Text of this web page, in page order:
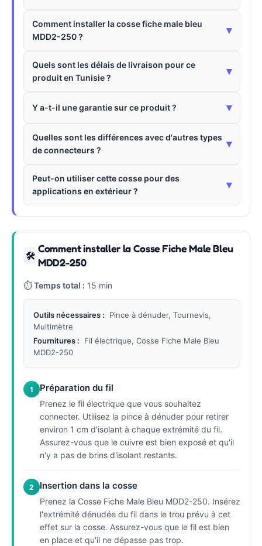
Comment installer la cosse fiche male bleu
MDD2-250 ?
▾
Quels sont les délais de livraison pour ce
produit en Tunisie ?
▾
Y a-t-il une garantie sur ce produit ? ▾
Quelles sont les différences avec d'autres types
de connecteurs ?
▾
Peut-on utiliser cette cosse pour des
applications en extérieur ?
▾
🛠
Comment installer la Cosse Fiche Male Bleu
MDD2-250
⏱Temps total : 15 min
Outils nécessaires :
Pince à dénuder, Tournevis,
Multimètre
Fournitures :
Fil électrique, Cosse Fiche Male Bleu
MDD2-250
1 Préparation du fil
Prenez le fil électrique que vous souhaitez
connecter. Utilisez la pince à dénuder pour retirer
environ 1 cm d'isolant à chaque extrémité du fil.
Assurez-vous que le cuivre est bien exposé et qu'il
n'y a pas de brins d'isolant restants.
2 Insertion dans la cosse
Prenez la Cosse Fiche Male Bleu MDD2-250. Insérez
l'extrémité dénudée du fil dans le trou prévu à cet
effet sur la cosse. Assurez-vous que le fil est bien
en place et qu'il ne dépasse pas trop.